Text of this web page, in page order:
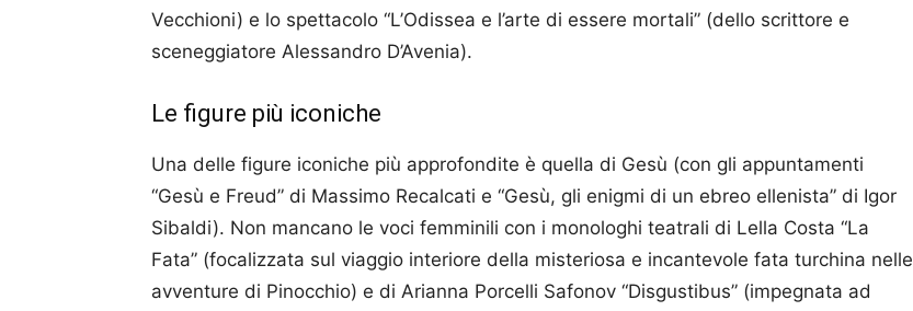
Vecchioni) e lo spettacolo “L’Odissea e l’arte di essere mortali” (dello scrittore e
sceneggiatore Alessandro D’Avenia).
Le figure più iconiche
Una delle figure iconiche più approfondite è quella di Gesù (con gli appuntamenti
“Gesù e Freud” di Massimo Recalcati e “Gesù, gli enigmi di un ebreo ellenista” di Igor
Sibaldi). Non mancano le voci femminili con i monologhi teatrali di Lella Costa “La
Fata” (focalizzata sul viaggio interiore della misteriosa e incantevole fata turchina nelle
avventure di Pinocchio) e di Arianna Porcelli Safonov “Disgustibus” (impegnata ad